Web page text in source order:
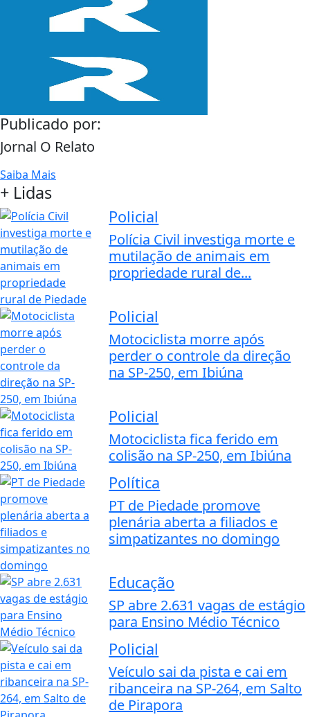
Publicado por:
Jornal O Relato
Saiba Mais
+ Lidas
Policial
Polícia Civil investiga morte e
mutilação de animais em
propriedade rural de...
Policial
Motociclista morre após
perder o controle da direção
na SP-250, em Ibiúna
Policial
Motociclista fica ferido em
colisão na SP-250, em Ibiúna
Política
PT de Piedade promove
plenária aberta a filiados e
simpatizantes no domingo
Educação
SP abre 2.631 vagas de estágio
para Ensino Médio Técnico
Policial
Veículo sai da pista e cai em
ribanceira na SP-264, em Salto
de Pirapora